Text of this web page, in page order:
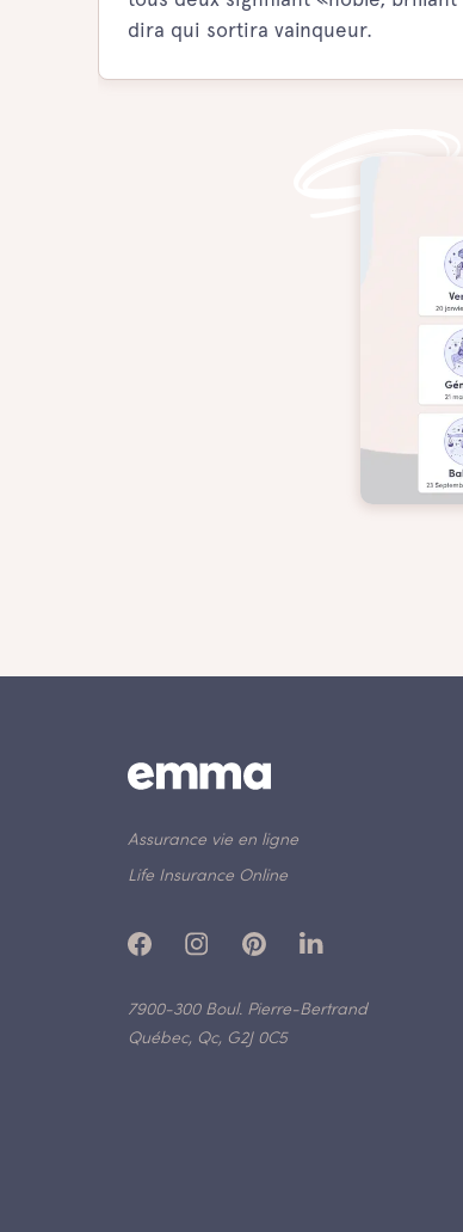
dira qui sortira vainqueur.
Assurance vie en ligne
Life Insurance Online
7900-300 Boul. Pierre-Bertrand
Québec, Qc, G2J 0C5